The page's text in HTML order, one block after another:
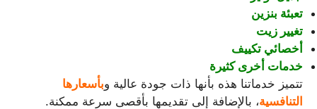
تعبئة بنزين
تغيير زيت
أخصائي تكييف
خدمات أخرى كثيرة
تتميز خدماتنا هذه بأنها ذات جودة عالية وبأسعارها
التنافسية، بالإضافة إلى تقديمها بأقصى سرعة ممكنة.